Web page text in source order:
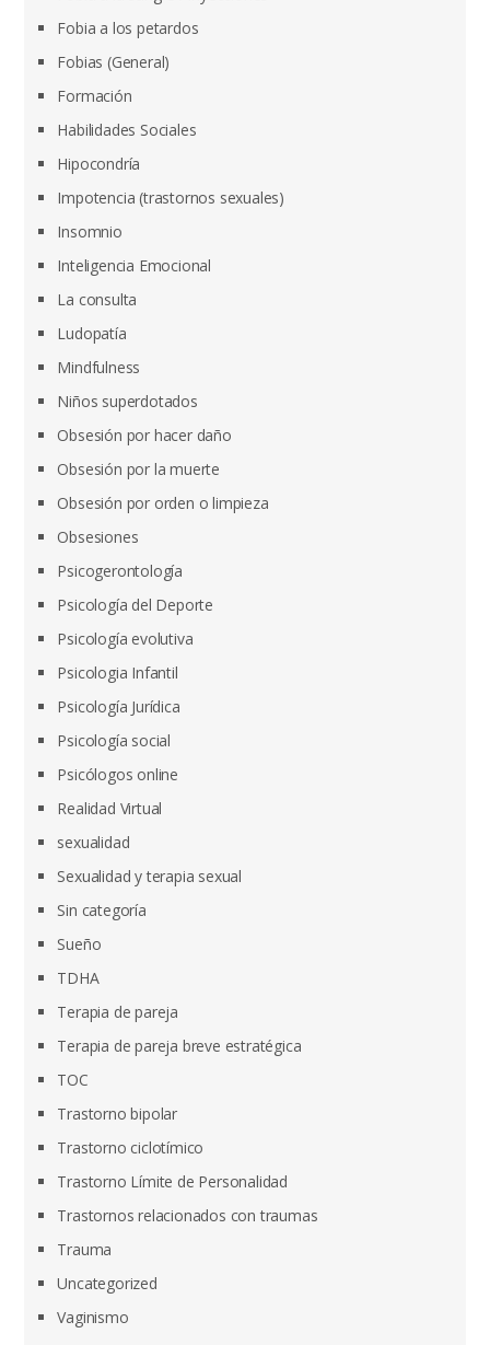
Fobia a los petardos
Fobias (General)
Formación
Habilidades Sociales
Hipocondría
Impotencia (trastornos sexuales)
Insomnio
Inteligencia Emocional
La consulta
Ludopatía
Mindfulness
Niños superdotados
Obsesión por hacer daño
Obsesión por la muerte
Obsesión por orden o limpieza
Obsesiones
Psicogerontología
Psicología del Deporte
Psicología evolutiva
Psicologia Infantil
Psicología Jurídica
Psicología social
Psicólogos online
Realidad Virtual
sexualidad
Sexualidad y terapia sexual
Sin categoría
Sueño
TDHA
Terapia de pareja
Terapia de pareja breve estratégica
TOC
Trastorno bipolar
Trastorno ciclotímico
Trastorno Límite de Personalidad
Trastornos relacionados con traumas
Trauma
Uncategorized
Vaginismo